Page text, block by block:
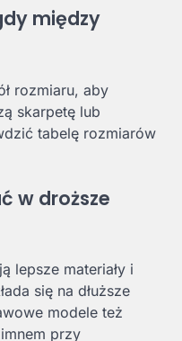
między
rozmiaru, aby
skarpetę lub
tabelę rozmiarów
w droższe
lepsze materiały i
się na dłuższe
modele też
przy